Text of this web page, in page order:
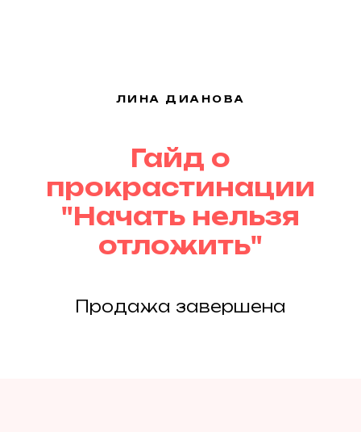
ЛИНА ДИАНОВА
Гайд о
прокрастинации
"Начать нельзя
отложить"
Продажа завершена